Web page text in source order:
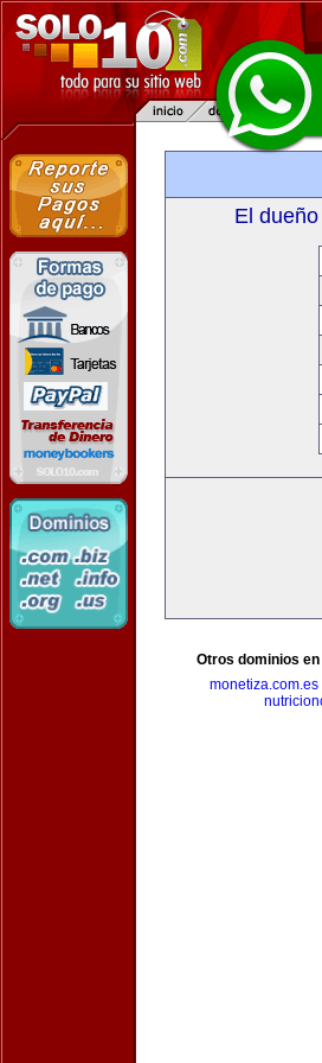
El
Otros dominios
monetiza.com.es|